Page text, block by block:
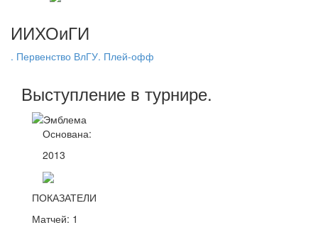
ИИХОиГИ
. Первенство ВлГУ. Плей-офф
Выступление в турнире.
Основана:
2013
ПОКАЗАТЕЛИ
Матчей: 1